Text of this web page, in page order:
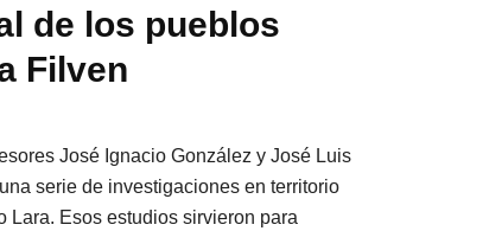
de los pueblos
Filven
José Ignacio González y José Luis
serie de investigaciones en territorio
Lara. Esos estudios sirvieron para